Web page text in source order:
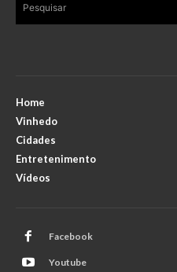
Pesquisar
Home
Vinhedo
Cidades
Entretenimento
Vídeos
Facebook
Youtube